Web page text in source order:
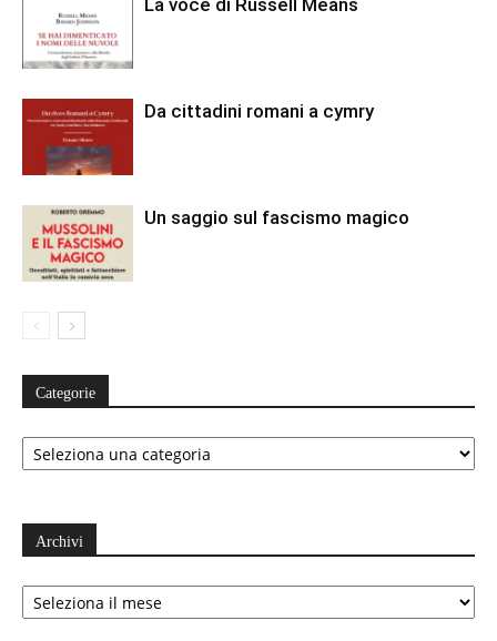
La voce di Russell Means
Da cittadini romani a cymry
Un saggio sul fascismo magico
Categorie
Categorie
Archivi
Archivi